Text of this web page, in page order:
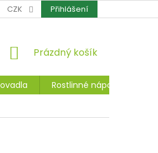
CERTIFIKÁTY
CZK Přihlášení
NÁKUPNÍ
Prázdný košík
Rostlinné nápoje, dezerty